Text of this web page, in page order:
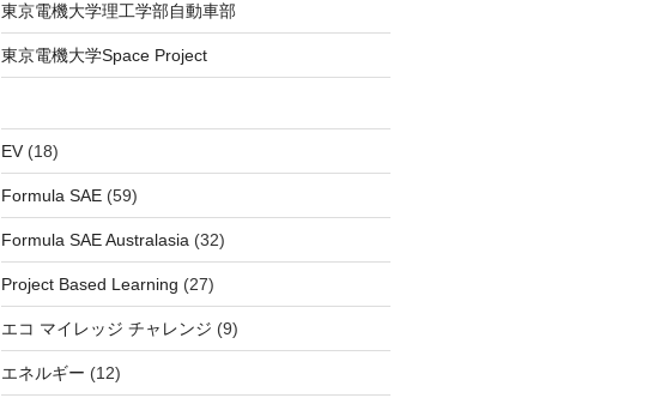
東京電機大学理工学部自動車部
東京電機大学Space Project
EV(18)
Formula SAE(59)
Formula SAE Australasia(32)
Project Based Learning (27)
エコ マイレッジ チャレンジ (9)
エネルギー (12)